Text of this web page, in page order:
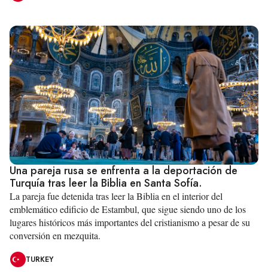
Una pareja rusa se enfrenta a la deportación de
Turquía tras leer la Biblia en Santa Sofía.
La pareja fue detenida tras leer la Biblia en el interior del
emblemático edificio de Estambul, que sigue siendo uno de los
lugares históricos más importantes del cristianismo a pesar de su
conversión en mezquita.
TURKEY